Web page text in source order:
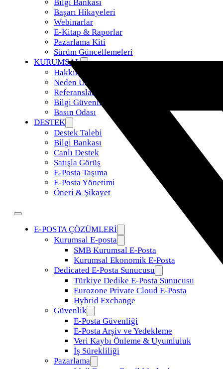
Bilgi Bankası
Başarı Hikayeleri
Webinarlar
E-Kitap & Raporlar
Pazarlama Kiti
Sürüm Güncellemeleri
KURUMSAL
Hakkımızda
Neden Uzman Posta
Referanslar
Bilgi Güvenliği Politikamız
Basın Odası
DESTEK
Destek Talebi
Bilgi Bankası
Canlı Destek
Satışla Görüş
E-Posta Taşıma
E-Posta Yönetimi
Öneri & Şikayet
E-POSTA ÇÖZÜMLERİ
Kurumsal E-posta
SMB Kurumsal E-Posta
Kurumsal Ekonomik E-Posta
Dedicated E-Posta Sunucusu
Türkiye Dedike E-Posta Sunucusu
Eurozone Private Cloud E-Posta
Hybrid Exchange
Güvenlik
E-Posta Güvenliği
E-Posta Arşiv ve Yedekleme
Veri Kaybı Önleme & Uyumluluk
İş Sürekliliği
Pazarlama